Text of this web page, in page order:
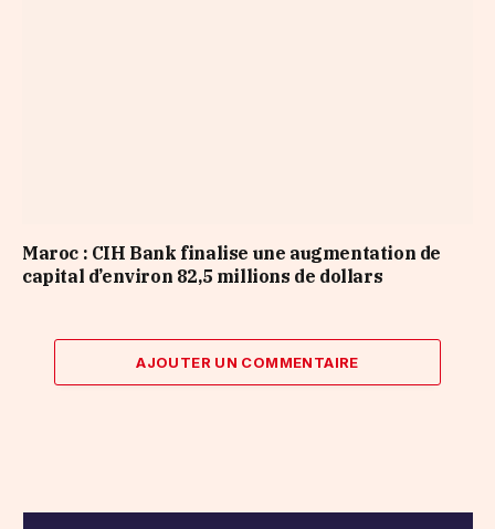
Maroc : CIH Bank finalise une augmentation de
capital d’environ 82,5 millions de dollars
AJOUTER UN COMMENTAIRE